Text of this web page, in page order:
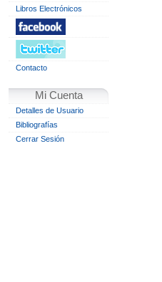
Libros Electrónicos
Contacto
Mi Cuenta
Detalles de Usuario
Bibliografías
Cerrar Sesión